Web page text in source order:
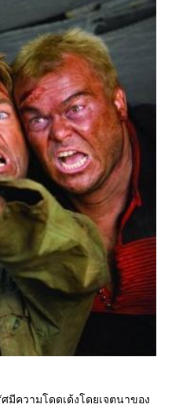
มีความโดดเด้งโดยเจตนาของ